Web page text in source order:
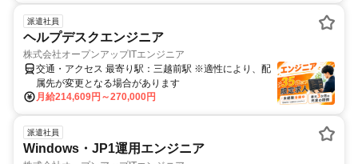
派遣社員
ヘルプデスクエンジニア
株式会社オープンアップITエンジニア
月給214,609円～270,000円
交通・アクセス 最寄り駅：三越前駅 ※適性により、配
属先が変更となる場合があります
派遣社員
Windows・JP1運用エンジニア